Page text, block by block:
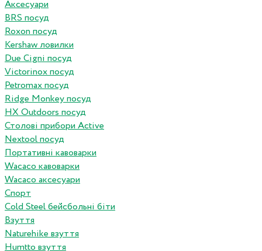
Аксесуари
BRS посуд
Roxon посуд
Kershaw ловилки
Due Cigni посуд
Victorinox посуд
Petromax посуд
Ridge Monkey посуд
HX Outdoors посуд
Столові прибори Active
Nextool посуд
Портативні кавоварки
Wacaco кавоварки
Wacaco аксесуари
Спорт
Cold Steel бейсбольні біти
Взуття
Naturehike взуття
Humtto взуття